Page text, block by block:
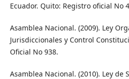
Ecuador. Quito: Registro oficial No
Asamblea Nacional. (2009). Ley
Jurisdiccionales y Control
Oficial No 938.
Asamblea Nacional. (2010). Ley de